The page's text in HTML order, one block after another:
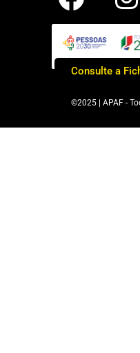
Consulte a
©2025 | APAF -